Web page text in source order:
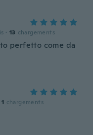
· 13 chargements
perfetto come da
1 chargements